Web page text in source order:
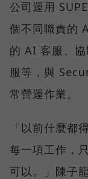
公司運用
個不同職責的
的 AI 客服、
服等，與
常營運作業。
「以前什麼都
每一項工作，
可以。」陳子